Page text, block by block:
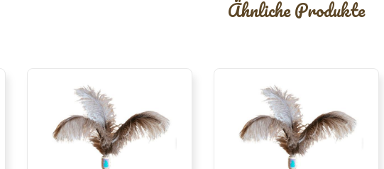
Ähnliche Produkte